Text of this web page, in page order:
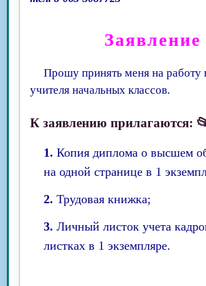
Заявление
Прошу принять меня на работу
учителя начальных классов.
К заявлению прилагаются: 📂
1. Копия диплома о высшем
на одной странице в 1
2. Трудовая книжка;
3. Личный листок учета
листках в 1 экземпляре.